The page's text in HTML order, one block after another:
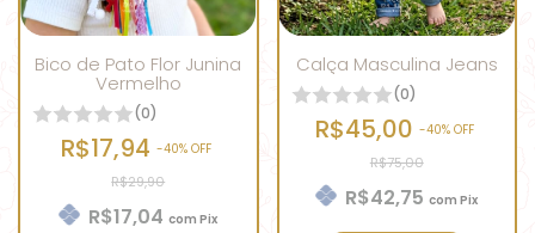
Bico de Pato Flor Junina
Vermelho
(0)
R$17,94 -40% OFF
R$29,90
R$17,04com Pix
Calça Masculina Jeans
(0)
R$45,00 -40% OFF
R$75,00
R$42,75com Pix